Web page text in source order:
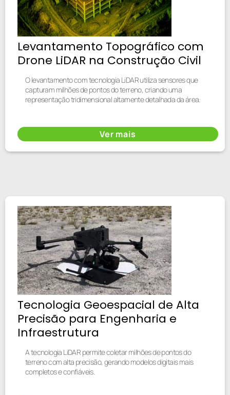
Levantamento Topográfico com
Drone LiDAR na Construção Civil
O levantamento com tecnologia LiDAR utiliza sensores que
capturam milhões de pontos do terreno, criando uma
representação tridimensional altamente detalhada da área.
Ver mais
Tecnologia Geoespacial de Alta
Precisão para Engenharia e
Infraestrutura
A tecnologia LiDAR permite coletar milhões de pontos do
terreno com alta precisão, gerando modelos digitais mais
completos e confiáveis.